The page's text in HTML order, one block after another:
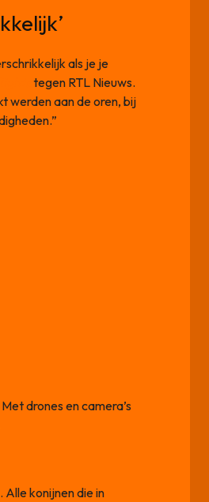
als je je
tegen RTL Nieuws.
werden aan de oren, bij
drones en camera’s
Alle konijnen die in